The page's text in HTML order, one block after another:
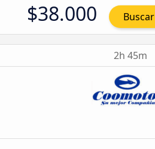
$38.000 Buscar
2h 45m